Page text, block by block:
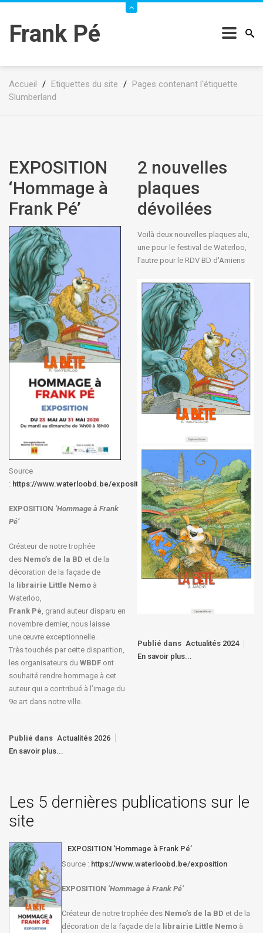
Frank Pé
Accueil / Etiquettes du site / Pages contenant l'étiquette
Slumberland
EXPOSITION
‘Hommage à
Frank Pé’
Source
: https://www.waterloobd.be/exposition
EXPOSITION ‘Hommage à Frank
Pé’
Créateur de notre trophée
des Nemo’s de la BD et de la
décoration de la façade de
la librairie Little Nemo à
Waterloo,
Frank Pé, grand auteur disparu en
novembre dernier, nous laisse
une œuvre exceptionnelle.
Très touchés par cette disparition,
les organisateurs du WBDF ont
souhaité rendre hommage à cet
auteur qui a contribué à l’image du
9e art dans notre ville.
Publié dans Actualités 2026
En savoir plus...
2 nouvelles
plaques
dévoilées
Voilà deux nouvelles plaques alu,
une pour le festival de Waterloo,
l'autre pour le RDV BD d'Amiens
Publié dans Actualités 2024
En savoir plus...
Les 5 dernières publications sur le
site
EXPOSITION ‘Hommage à Frank Pé’
Source : https://www.waterloobd.be/exposition
EXPOSITION ‘Hommage à Frank Pé’
Créateur de notre trophée des Nemo’s de la BD et de la
décoration de la façade de la librairie Little Nemo à